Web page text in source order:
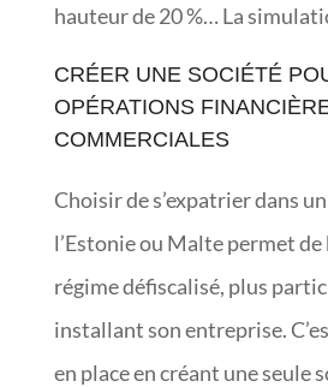
hauteur de 20 %… La
CRÉER UNE SOCIÉTÉ
OPÉRATIONS
COMMERCIALES
Choisir de s’expatrier dans
l’Estonie ou Malte permet de
régime défiscalisé, plus
installant son entreprise.
en place en créant une seule